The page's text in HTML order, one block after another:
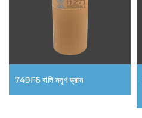
749F6 বালি মসৃণ ড্রাম